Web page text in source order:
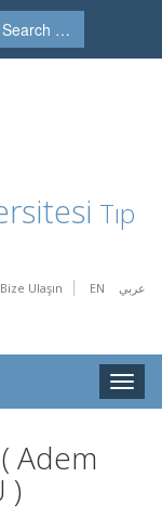
Search …
Tıp
Bize Ulaşın EN عربي
Toggle
Adem
)